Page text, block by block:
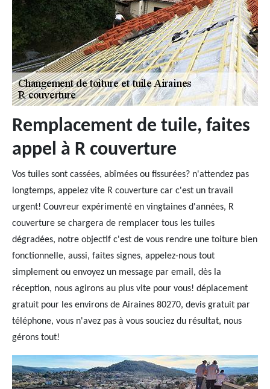
Remplacement de tuile, faites
appel à R couverture
Vos tuiles sont cassées, abîmées ou fissurées? n'attendez pas
longtemps, appelez vite R couverture car c'est un travail
urgent! Couvreur expérimenté en vingtaines d'années, R
couverture se chargera de remplacer tous les tuiles
dégradées, notre objectif c'est de vous rendre une toiture bien
fonctionnelle, aussi, faites signes, appelez-nous tout
simplement ou envoyez un message par email, dès la
réception, nous agirons au plus vite pour vous! déplacement
gratuit pour les environs de Airaines 80270, devis gratuit par
téléphone, vous n'avez pas à vous souciez du résultat, nous
gérons tout!